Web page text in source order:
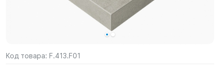
Код товара: F.413.F01